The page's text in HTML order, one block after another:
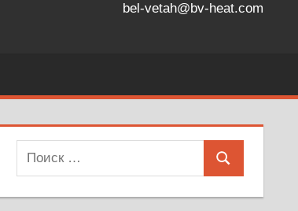
bel-vetah@bv-heat.com
Поиск
для:
Поиск